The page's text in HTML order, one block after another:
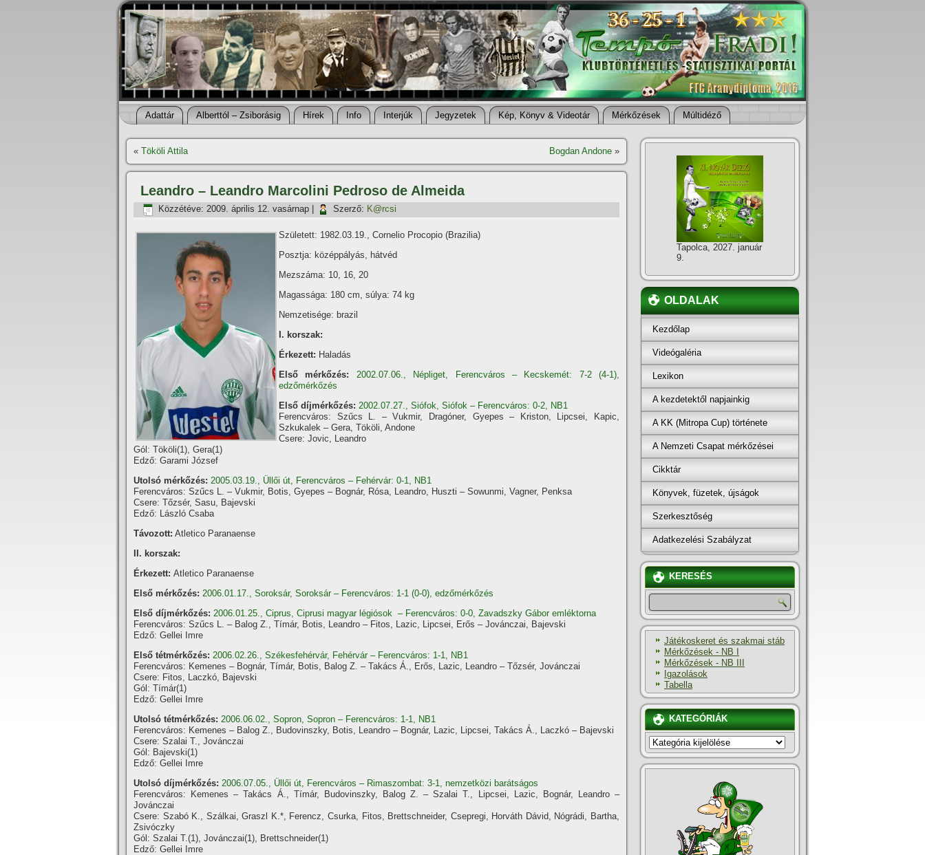
Adattár Alberttól – Zsiborásig Hí­rek Info Interjúk Jegyzetek Kép, Könyv & Videotár Mérkőzések Múltidéző
« Tököli Attila Bogdan Andone »
Leandro – Leandro Marcolini Pedroso de Almeida
Közzétéve: 2009. április 12. vasárnap Szerző: K@rcsi
Született: 1982.03.19., Cornelio Procopio (Brazilia)
Posztja: középpályás, hátvéd
Mezszáma: 10, 16, 20
Magassága: 180 cm, súlya: 74 kg
Nemzetisége: brazil
I. korszak:
Érkezett: Haladás
Első mérkőzés: 2002.07.06., Népliget, Ferencváros – Kecskemét: 7-2 (4-1),
edzőmérkőzés
Első dí­jmérkőzés: 2002.07.27., Siófok, Siófok – Ferencváros: 0-2, NB1
Ferencváros: Szűcs L. – Vukmir, Dragóner, Gyepes – Kriston, Lipcsei, Kapic,
Szkukalek – Gera, Tököli, Andone
Csere: Jovic, Leandro
Gól: Tököli(1), Gera(1)
Edző: Garami József
Utolsó mérkőzés: 2005.03.19., Üllői út, Ferencváros – Fehérvár: 0-1, NB1
Ferencváros: Szűcs L. – Vukmir, Botis, Gyepes – Bognár, Rósa, Leandro, Huszti – Sowunmi, Vagner, Penksa
Csere: Tőzsér, Sasu, Bajevski
Edző: László Csaba
Távozott: Atletico Paranaense
II. korszak:
Érkezett: Atletico Paranaense
Első mérkőzés: 2006.01.17., Soroksár, Soroksár – Ferencváros: 1-1 (0-0), edzőmérkőzés
Első dí­jmérkőzés: 2006.01.25., Ciprus, Ciprusi magyar légiósok – Ferencváros: 0-0, Zavadszky Gábor emléktorna
Ferencváros: Szűcs L. – Balog Z., Tí­már, Botis, Leandro – Fitos, Lazic, Lipcsei, Erős – Jovánczai, Bajevski
Edző: Gellei Imre
Első tétmérkőzés: 2006.02.26., Székesfehérvár, Fehérvár – Ferencváros: 1-1, NB1
Ferencváros: Kemenes – Bognár, Tí­már, Botis, Balog Z. – Takács Á., Erős, Lazic, Leandro – Tőzsér, Jovánczai
Csere: Fitos, Laczkó, Bajevski
Gól: Tí­már(1)
Edző: Gellei Imre
Utolsó tétmérkőzés: 2006.06.02., Sopron, Sopron – Ferencváros: 1-1, NB1
Ferencváros: Kemenes – Balog Z., Budovinszky, Botis, Leandro – Bognár, Lazic, Lipcsei, Takács Á., Laczkó – Bajevski
Csere: Szalai T., Jovánczai
Gól: Bajevski(1)
Edző: Gellei Imre
Utolsó dí­jmérkőzés: 2006.07.05., Üllői út, Ferencváros – Rimaszombat: 3-1, nemzetközi barátságos
Ferencváros: Kemenes – Takács Á., Tí­már, Budovinszky, Balog Z. – Szalai T., Lipcsei, Lazic, Bognár, Leandro –
Jovánczai
Csere: Szabó K., Szálkai, Graszl K.*, Ferencz, Csurka, Fitos, Brettschneider, Csepregi, Horváth Dávid, Nógrádi, Bartha,
Zsivóczky
Gól: Szalai T.(1), Jovánczai(1), Brettschneider(1)
Edző: Gellei Imre
Tapolca, 2027. január
9.
OLDALAK
Kezdőlap
Videógaléria
Lexikon
A kezdetektől napjainkig
A KK (Mitropa Cup) története
A Nemzeti Csapat mérkőzései
Cikktár
Könyvek, füzetek, újságok
Szerkesztőség
Adatkezelési Szabályzat
KERESÉS
Játékoskeret és szakmai stáb
Mérkőzések - NB I
Mérkőzések - NB III
Igazolások
Tabella
KATEGÓRIÁK
KATEGÓRIÁK